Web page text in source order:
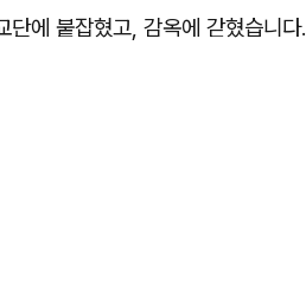
에 붙잡혔고, 감옥에 갇혔습니다.